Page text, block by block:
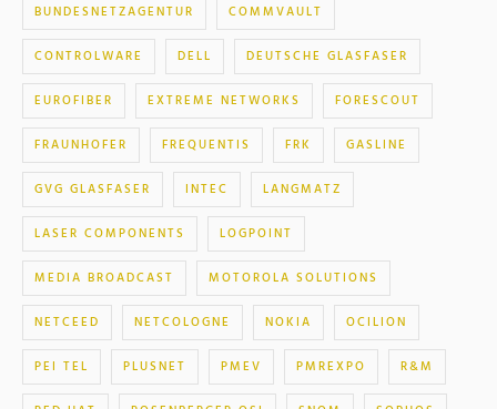
BUNDESNETZAGENTUR COMMVAULT
CONTROLWARE DELL DEUTSCHE GLASFASER
EUROFIBER EXTREME NETWORKS FORESCOUT
FRAUNHOFER FREQUENTIS FRK GASLINE
GVG GLASFASER INTEC LANGMATZ
LASER COMPONENTS LOGPOINT
MEDIA BROADCAST MOTOROLA SOLUTIONS
NETCEED NETCOLOGNE NOKIA OCILION
PEI TEL PLUSNET PMEV PMREXPO R&M